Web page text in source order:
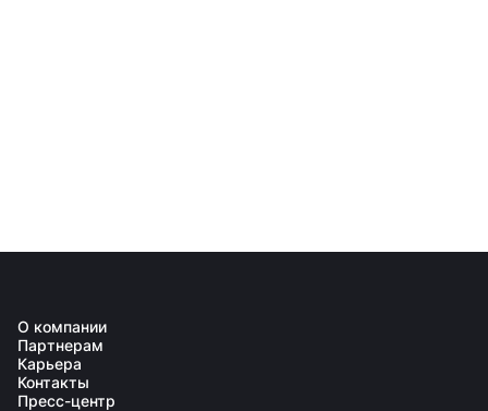
О компании
Партнерам
Карьера
Контакты
Пресс-центр